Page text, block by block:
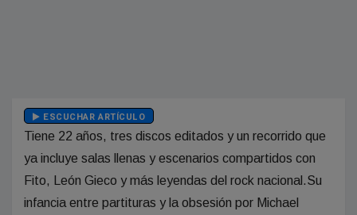
ESCUCHAR ARTÍCULO
Tiene 22 años, tres discos editados y un recorrido que
ya incluye salas llenas y escenarios compartidos con
Fito, León Gieco y más leyendas del rock nacional.Su
infancia entre partituras y la obsesión por Michael